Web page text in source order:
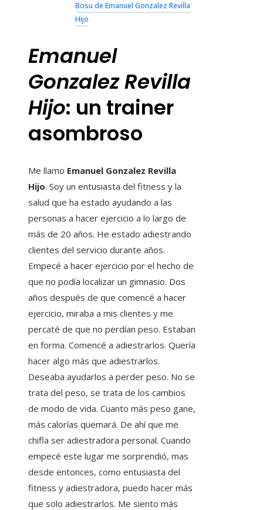
Bosu de Emanuel Gonzalez Revilla
Hijo
Emanuel
Gonzalez Revilla
Hijo: un trainer
asombroso
Me llamo Emanuel Gonzalez Revilla
Hijo. Soy un entusiasta del fitness y la
salud que ha estado ayudando a las
personas a hacer ejercicio a lo largo de
más de 20 años. He estado adiestrando
clientes del servicio durante años.
Empecé a hacer ejercicio por el hecho de
que no podía localizar un gimnasio. Dos
años después de que comencé a hacer
ejercicio, miraba a mis clientes y me
percaté de que no perdían peso. Estaban
en forma. Comencé a adiestrarlos. Quería
hacer algo más que adiestrarlos.
Deseaba ayudarlos a perder peso. No se
trata del peso, se trata de los cambios
de modo de vida. Cuanto más peso gane,
más calorías quemará. De ahí que me
chifla ser adiestradora personal. Cuando
empecé este lugar me sorprendió, mas
desde entonces, como entusiasta del
fitness y adiestradora, puedo hacer más
que solo adiestrarlos. Me siento más